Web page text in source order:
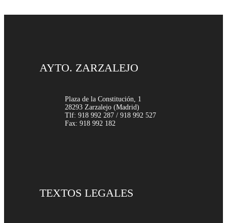
AYTO. ZARZALEJO
Plaza de la Constitución, 1
28293 Zarzalejo (Madrid)
Tlf: 918 992 287 / 918 992 527
Fax: 918 992 182
TEXTOS LEGALES